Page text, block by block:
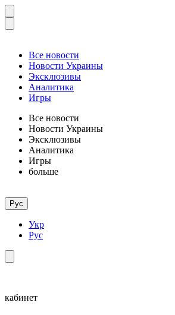
Все новости
Новости Украины
Эксклюзивы
Аналитика
Игры
Все новости
Новости Украины
Эксклюзивы
Аналитика
Игры
больше
Рус
Укр
Рус
кабинет